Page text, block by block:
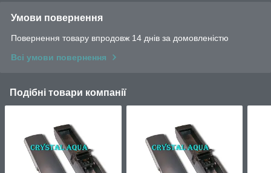
Умови повернення
Повернення товару впродовж 14 днів за домовленістю
Всі умови повернення
Подібні товари компанії